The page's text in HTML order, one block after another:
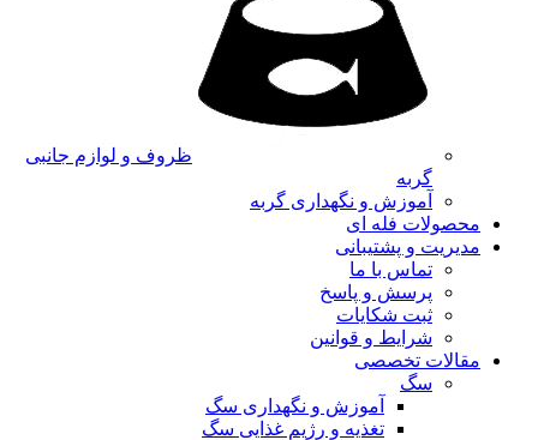
ظروف و لوازم جانبی
گربه
آموزش و نگهداری گربه
محصولات فله ای
مدیریت و پشتیبانی
تماس با ما
پرسش و پاسخ
ثبت شکایات
شرایط و قوانین
مقالات تخصصی
سگ
آموزش و نگهداری سگ
تغذیه و رژیم غذایی سگ